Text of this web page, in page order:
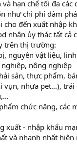
hạn chế tối đa các
như chi phí đàm
cho đến xuất nhập
nhận ủy thác tất cả
trên thị trường:
nguyên vật liệu,
nông nghiệp
sản, thực phẩm,
vụn, nhựa pet...), trái
chức năng, các
xuất - nhập khẩu
và nhanh nhất hiện